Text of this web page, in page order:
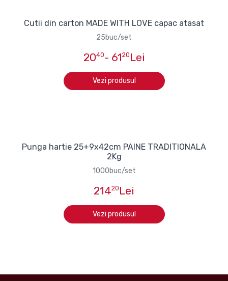
Cutii din carton MADE WITH LOVE capac atasat
25buc/set
2040- 6120 Lei
Vezi produsul
Punga hartie 25+9x42cm PAINE TRADITIONALA
2Kg
1000buc/set
21420 Lei
Vezi produsul